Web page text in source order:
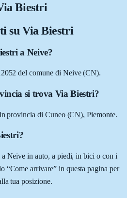
Biestri
su Via Biestri
a Neive?
del comune di Neive (CN).
si trova Via Biestri?
provincia di Cuneo (CN), Piemonte.
Neive in auto, a piedi, in bici o con i
“Come arrivare” in questa pagina per
tua posizione.